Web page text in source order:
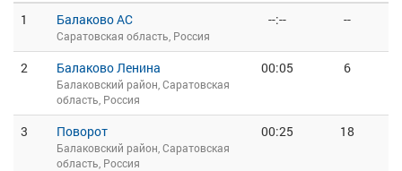
1
Балаково АС
Саратовская область, Россия
--:-- --
2 Балаково Ленина
Балаковский район, Саратовская
область, Россия
00:05 6
3 Поворот
Балаковский район, Саратовская
область, Россия
00:25 18